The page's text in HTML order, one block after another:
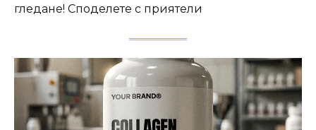
гледане! Споделете с приятели